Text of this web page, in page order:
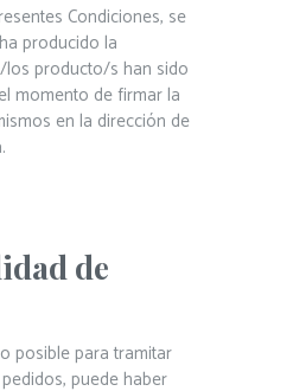
Condiciones, se
producido la
los producto/s han sido
momento de firmar la
en la dirección de
de
posible para tramitar
puede haber